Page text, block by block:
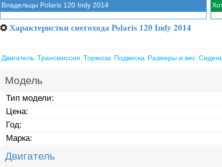
Владельцы Polaris 120 Indy 2014
⚙ Характеристки снегохода Polaris 120 Indy 2014
Двигатель Трансмиссия Тормоза Подвеска Размеры и вес
Модель
Тип модели:
Цена:
Год:
Марка:
Двигатель